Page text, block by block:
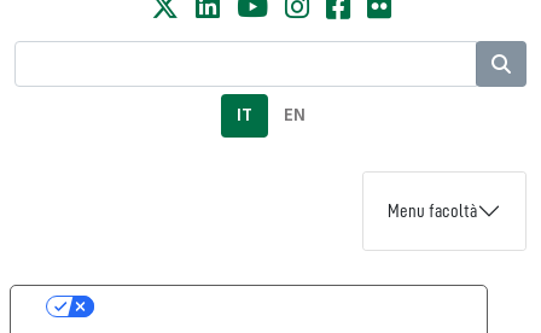
IT EN
Menu facoltà
Le tue preferenze relative alla privacy